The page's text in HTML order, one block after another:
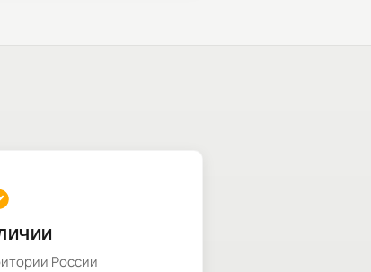
России